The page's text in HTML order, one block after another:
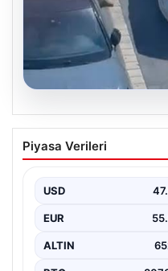
05.08.2026
Yalova’da
Önüne Park
Yalova'da yaşanan sıra
Piyasa Verileri
USD
EUR
ALTIN